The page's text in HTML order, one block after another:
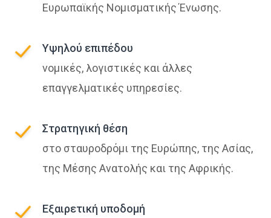
Ευρωπαϊκής Νομισματικής Ένωσης.
Υψηλού επιπέδου
νομικές, λογιστικές και άλλες
επαγγελματικές υπηρεσίες.
Στρατηγική θέση
στο σταυροδρόμι της Ευρώπης, της Ασίας,
της Μέσης Ανατολής και της Αφρικής.
Εξαιρετική υποδομή